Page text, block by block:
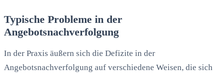
Typische Probleme in der
Angebotsnachverfolgung
In der Praxis äußern sich die Defizite in der
Angebotsnachverfolgung auf verschiedene Weisen, die sich